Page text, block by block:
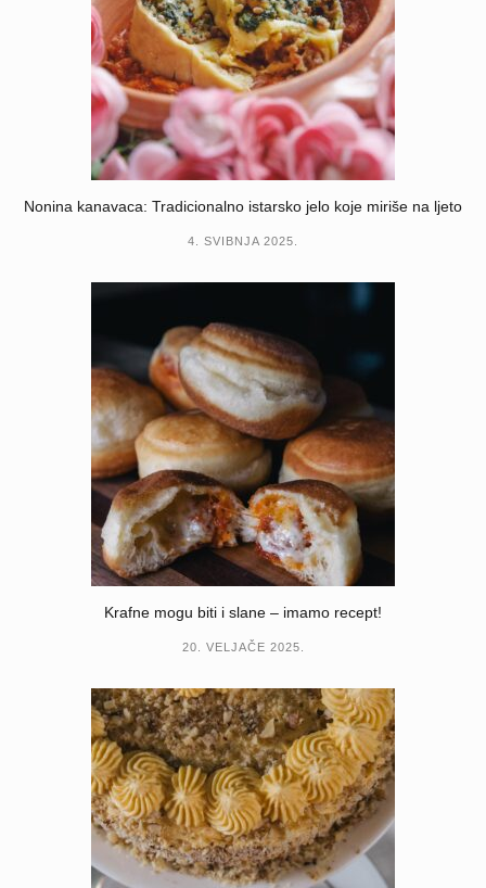
Nonina kanavaca: Tradicionalno istarsko jelo koje miriše na ljeto
4. SVIBNJA 2025.
Krafne mogu biti i slane – imamo recept!
20. VELJAČE 2025.